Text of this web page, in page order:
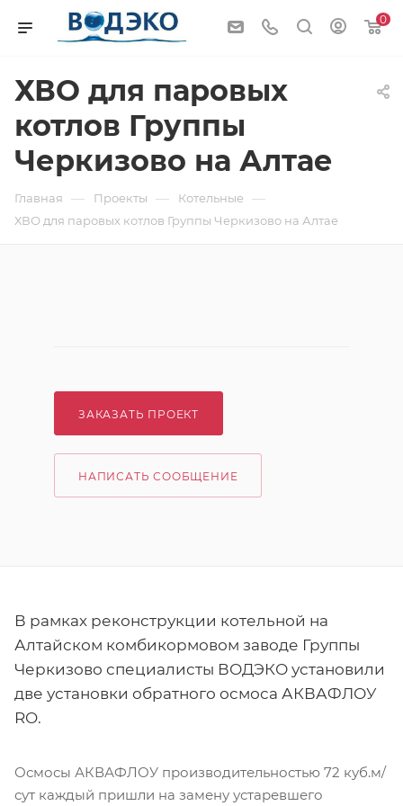
0
ХВО для паровых
котлов Группы
Черкизово на Алтае
Главная — Проекты — Котельные —
ХВО для паровых котлов Группы Черкизово на Алтае
ЗАКАЗАТЬ ПРОЕКТ
НАПИСАТЬ СООБЩЕНИЕ
В рамках реконструкции котельной на
Алтайском комбикормовом заводе Группы
Черкизово специалисты ВОДЭКО установили
две установки обратного осмоса АКВАФЛОУ
RO.
Осмосы АКВАФЛОУ производительностью 72 куб.м/
сут каждый пришли на замену устаревшего